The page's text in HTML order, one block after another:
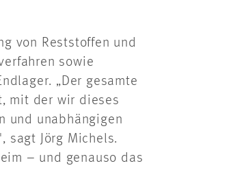
von Reststoffen und
sowie
„Der gesamte
mit der wir dieses
und unabhängigen
sagt Jörg Michels.
– und genauso das